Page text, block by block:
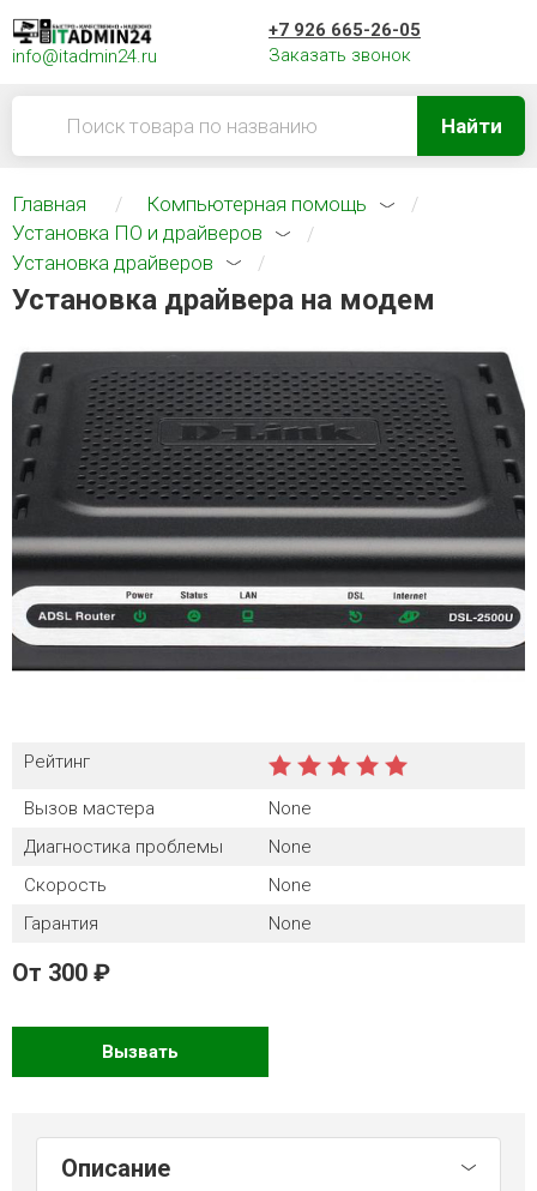
info@itadmin24.ru
+7 926 665-26-05
Заказать звонок
Найти
Главная
Компьютерная помощь
Установка ПО и драйверов
Установка драйверов
Установка драйвера на модем
Рейтинг
Вызов мастера
None
Диагностика проблемы
None
Скорость
None
Гарантия
None
От 300
Вызвать
Описание